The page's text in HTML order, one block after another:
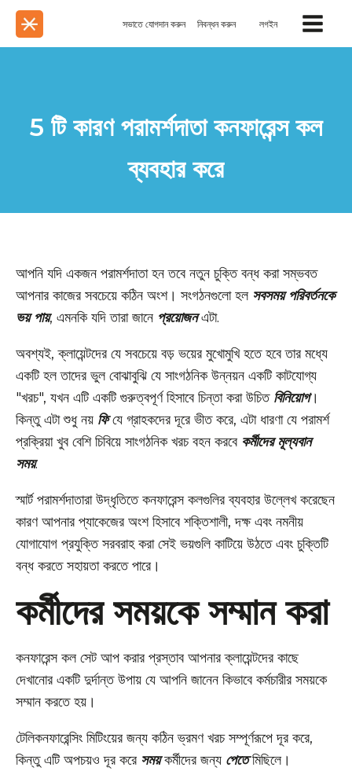
সভাতে যোগদান করুন নিবন্ধন করুন লগইন
5 টি কারণ পরামর্শদাতা কনফারেন্স কল
ব্যবহার করে
আপনি যদি একজন পরামর্শদাতা হন তবে নতুন চুক্তি বন্ধ করা সম্ভবত
আপনার কাজের সবচেয়ে কঠিন অংশ। সংগঠনগুলো হল সবসময় পরিবর্তনকে
ভয় পায়, এমনকি যদি তারা জানে প্রয়োজনএটা.
অবশ্যই, ক্লায়েন্টদের যে সবচেয়ে বড় ভয়ের মুখোমুখি হতে হবে তার মধ্যে
একটি হল তাদের ভুল বোঝাবুঝি যে সাংগঠনিক উন্নয়ন একটি কাটযোগ্য
"খরচ", যখন এটি একটি গুরুত্বপূর্ণ হিসাবে চিন্তা করা উচিত বিনিয়োগ।
কিন্তু এটা শুধু নয় ফিযে গ্রাহকদের দূরে ভীত করে, এটা ধারণা যে পরামর্শ
প্রক্রিয়া খুব বেশি চিবিয়ে সাংগঠনিক খরচ বহন করবে কর্মীদের মূল্যবান
সময়.
স্মার্ট পরামর্শদাতারা উদ্ধৃতিতে কনফারেন্স কলগুলির ব্যবহার উল্লেখ করেছেন
কারণ আপনার প্যাকেজের অংশ হিসাবে শক্তিশালী, দক্ষ এবং নমনীয়
যোগাযোগ প্রযুক্তি সরবরাহ করা সেই ভয়গুলি কাটিয়ে উঠতে এবং চুক্তিটি
বন্ধ করতে সহায়তা করতে পারে।
কর্মীদের সময়কে সম্মান করা
কনফারেন্স কল সেট আপ করার প্রস্তাব আপনার ক্লায়েন্টদের কাছে
দেখানোর একটি দুর্দান্ত উপায় যে আপনি জানেন কিভাবে কর্মচারীর সময়কে
সম্মান করতে হয়।
টেলিকনফারেন্সিং মিটিংয়ের জন্য কঠিন ভ্রমণ খরচ সম্পূর্ণরূপে দূর করে,
কিন্তু এটি অপচয়ও দূর করে সময়কর্মীদের জন্য পেতেমিছিলে।